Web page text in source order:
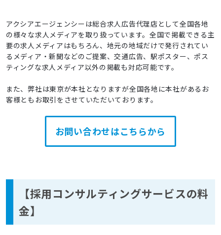
アクシアエージェンシーは総合求人広告代理店として全国各地
の様々な求人メディアを取り扱っています。全国で掲載できる主
要の求人メディアはもちろん、地元の地域だけで発行されてい
るメディア・新聞などのご提案、交通広告、駅ポスター、ポス
ティングな求人メディア以外の掲載も対応可能です。
また、弊社は東京が本社となりますが全国各地に本社があるお
客様ともお取引をさせていただいております。
お問い合わせはこちらから
【採用コンサルティングサービスの料
金】